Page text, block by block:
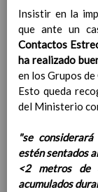
Insistir en la
que ante un
Contactos
ha realizado
en los Grupos
Esto queda
del Ministerio
"se
estén sentados
<2 metros de
acumulados